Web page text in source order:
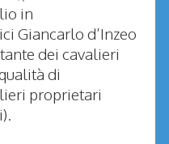
in
Giancarlo d’Inzeo
dei cavalieri
di
proprietari